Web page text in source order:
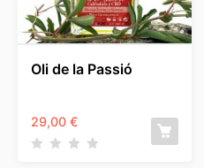
Oli de la Passió
29,00 €